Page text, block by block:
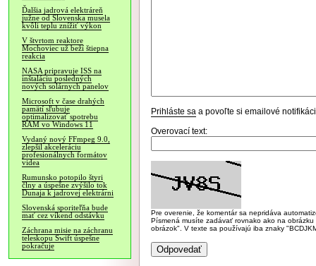
Ďalšia jadrová elektráreň
južne od Slovenska musela
kvôli teplu znížiť výkon
V štvrtom reaktore
Mochoviec už beží štiepna
reakcia
NASA pripravuje ISS na
inštaláciu posledných
nových solárnych panelov
Microsoft v čase drahých
pamätí sľubuje
optimalizovať spotrebu
RAM vo Windows 11
Vydaný nový FFmpeg 9.0,
zlepšil akceleráciu
profesionálnych formátov
videa
Rumunsko potopilo štyri
člny a úspešne zvýšilo tok
Dunaja k jadrovej elektrárni
Slovenská sporiteľňa bude
mať cez víkend odstávku
Záchrana misie na záchranu
teleskopu Swift úspešne
pokračuje
Prihláste sa a povoľte si emailové
Overovací text:
Pre overenie, že komentár sa nepridáva
Písmená musíte zadávať rovnako ako na
obrázok". V texte sa používajú iba znaky